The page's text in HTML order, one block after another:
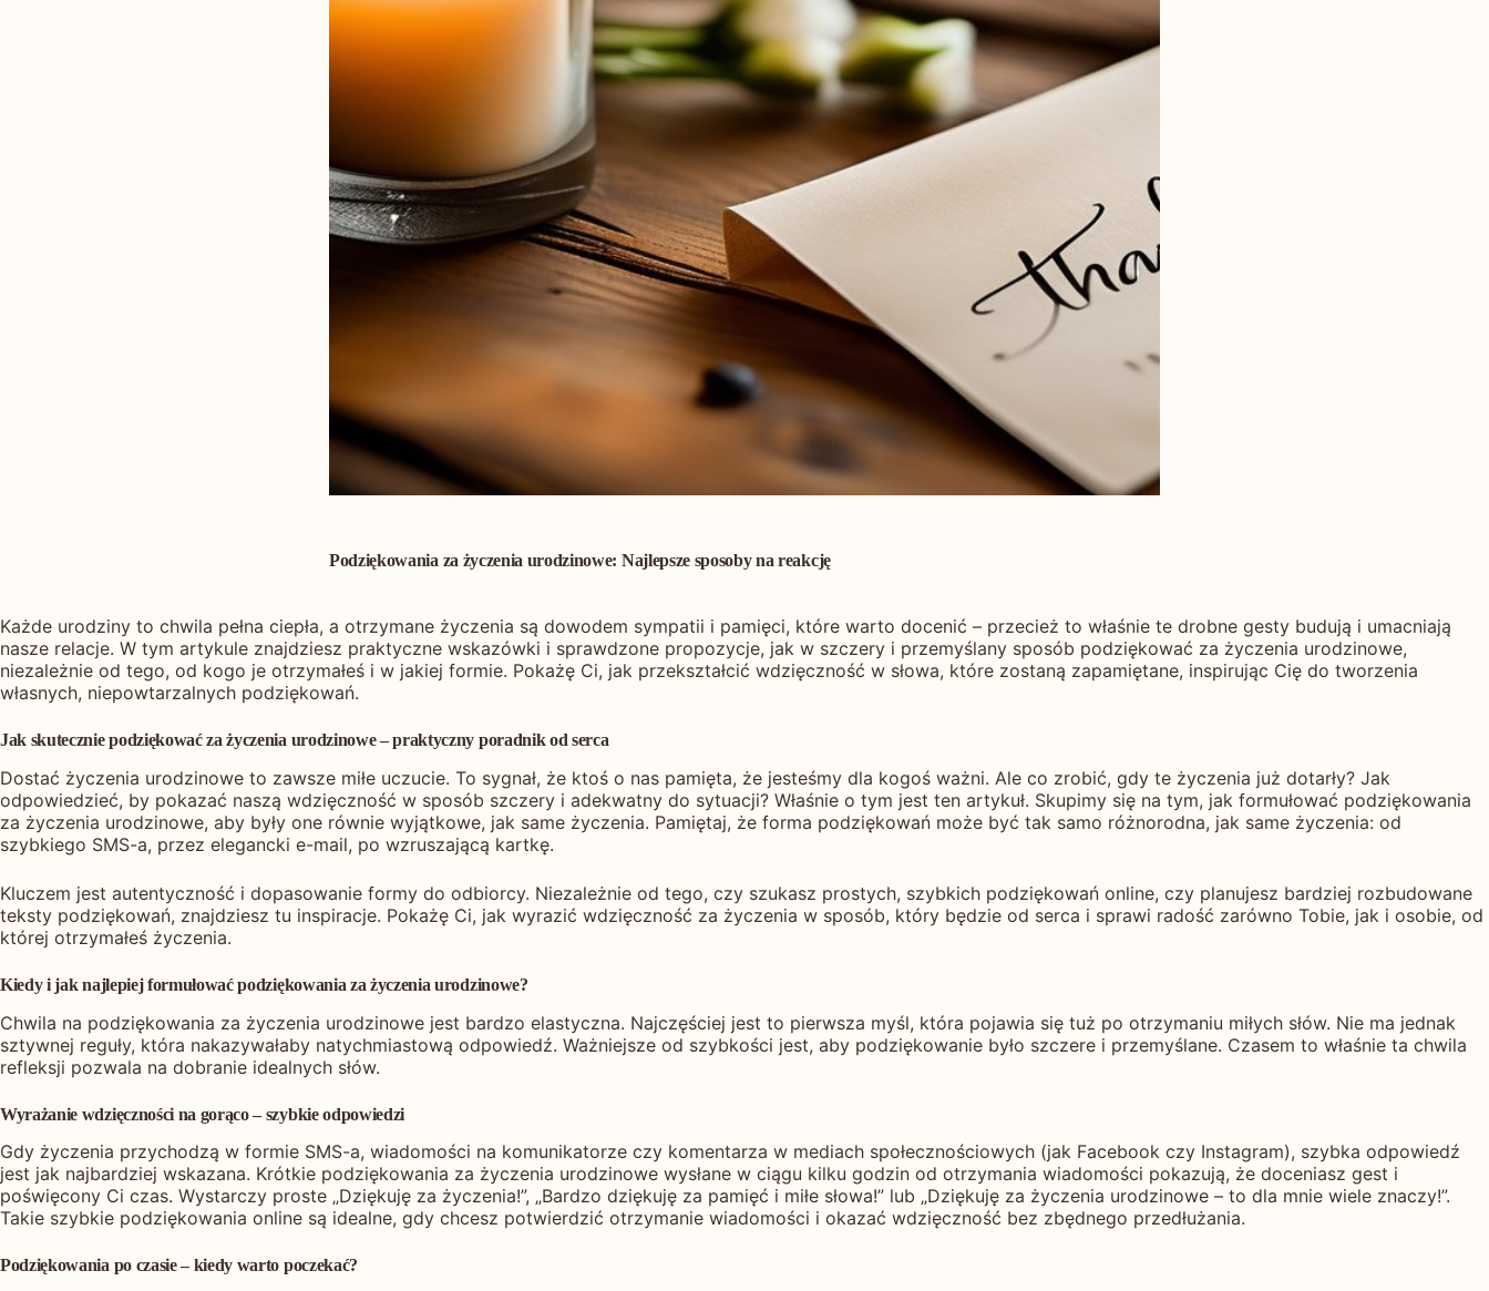
Podziękowania za życzenia urodzinowe: Najlepsze sposoby na reakcję
Każde urodziny to chwila pełna ciepła, a otrzymane życzenia są dowodem sympatii i pamięci, które warto docenić – przecież to właśnie te drobne gesty budują i umacniają
nasze relacje. W tym artykule znajdziesz praktyczne wskazówki i sprawdzone propozycje, jak w szczery i przemyślany sposób podziękować za życzenia urodzinowe,
niezależnie od tego, od kogo je otrzymałeś i w jakiej formie. Pokażę Ci, jak przekształcić wdzięczność w słowa, które zostaną zapamiętane, inspirując Cię do tworzenia
własnych, niepowtarzalnych podziękowań.
Jak skutecznie podziękować za życzenia urodzinowe – praktyczny poradnik od serca
Dostać życzenia urodzinowe to zawsze miłe uczucie. To sygnał, że ktoś o nas pamięta, że jesteśmy dla kogoś ważni. Ale co zrobić, gdy te życzenia już dotarły? Jak
odpowiedzieć, by pokazać naszą wdzięczność w sposób szczery i adekwatny do sytuacji? Właśnie o tym jest ten artykuł. Skupimy się na tym, jak formułować podziękowania
za życzenia urodzinowe, aby były one równie wyjątkowe, jak same życzenia. Pamiętaj, że forma podziękowań może być tak samo różnorodna, jak same życzenia: od
szybkiego SMS-a, przez elegancki e-mail, po wzruszającą kartkę.
Kluczem jest autentyczność i dopasowanie formy do odbiorcy. Niezależnie od tego, czy szukasz prostych, szybkich podziękowań online, czy planujesz bardziej rozbudowane
teksty podziękowań, znajdziesz tu inspiracje. Pokażę Ci, jak wyrazić wdzięczność za życzenia w sposób, który będzie od serca i sprawi radość zarówno Tobie, jak i osobie, od
której otrzymałeś życzenia.
Kiedy i jak najlepiej formułować podziękowania za życzenia urodzinowe?
Chwila na podziękowania za życzenia urodzinowe jest bardzo elastyczna. Najczęściej jest to pierwsza myśl, która pojawia się tuż po otrzymaniu miłych słów. Nie ma jednak
sztywnej reguły, która nakazywałaby natychmiastową odpowiedź. Ważniejsze od szybkości jest, aby podziękowanie było szczere i przemyślane. Czasem to właśnie ta chwila
refleksji pozwala na dobranie idealnych słów.
Wyrażanie wdzięczności na gorąco – szybkie odpowiedzi
Gdy życzenia przychodzą w formie SMS-a, wiadomości na komunikatorze czy komentarza w mediach społecznościowych (jak Facebook czy Instagram), szybka odpowiedź
jest jak najbardziej wskazana. Krótkie podziękowania za życzenia urodzinowe wysłane w ciągu kilku godzin od otrzymania wiadomości pokazują, że doceniasz gest i
poświęcony Ci czas. Wystarczy proste „Dziękuję za życzenia!”, „Bardzo dziękuję za pamięć i miłe słowa!” lub „Dziękuję za życzenia urodzinowe – to dla mnie wiele znaczy!”.
Takie szybkie podziękowania online są idealne, gdy chcesz potwierdzić otrzymanie wiadomości i okazać wdzięczność bez zbędnego przedłużania.
Podziękowania po czasie – kiedy warto poczekać?